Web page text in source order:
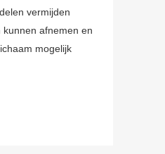
vermijden
afnemen en
mogelijk